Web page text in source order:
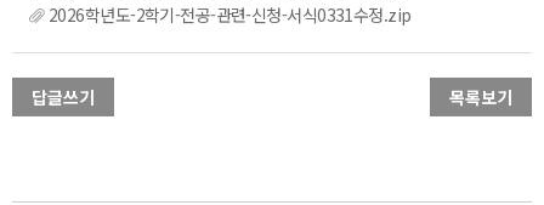
2026학년도-2학기-전공-관련-신청-서식0331수정.zip
답글쓰기 목록보기